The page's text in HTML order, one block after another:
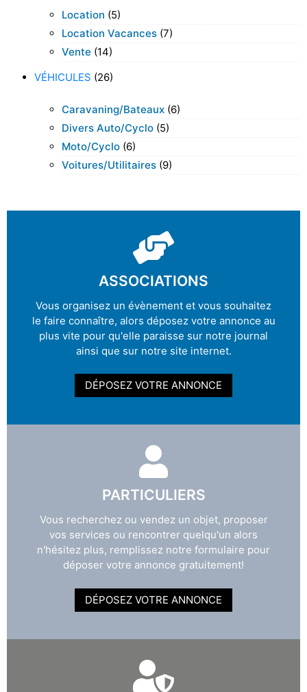
Location (5)
Location Vacances (7)
Vente (14)
VÉHICULES (26)
Caravaning/bateaux (6)
Divers Auto/cyclo (5)
Moto/cyclo (6)
Voitures/utilitaires (9)
ASSOCIATIONS
Vous organisez un évènement et vous souhaitez
le faire connaître, alors déposez votre annonce au
plus vite pour qu'elle paraisse sur notre journal
ainsi que sur notre site internet.
DÉPOSEZ VOTRE ANNONCE
PARTICULIERS
Vous recherchez ou vendez un objet, proposer
vos services ou rencontrer quelqu'un alors
n'hésitez plus, remplissez notre formulaire pour
déposer votre annonce gratuitement!
DÉPOSEZ VOTRE ANNONCE